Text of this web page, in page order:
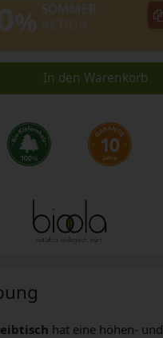
In den Warenkorb
hat eine höhen- und